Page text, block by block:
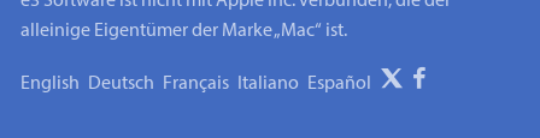
alleinige Eigentümer der Marke „Mac“ ist.
English Deutsch Français Italiano Español